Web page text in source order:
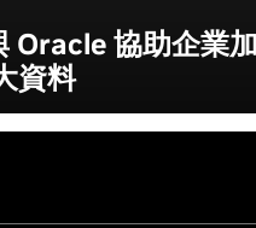
Oracle 協助企業
資料